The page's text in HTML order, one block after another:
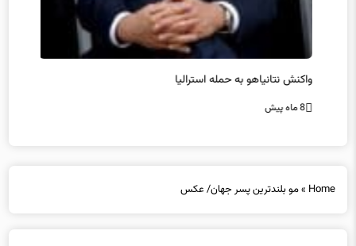
واکنش نتانیاهو به حمله استرالیا
8 ماه پیش
Home
»مو بلندترین پسر جهان/ عکس